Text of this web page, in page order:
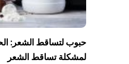
حبوب لتساقط الشعر:
لمشكلة تساقط الشعر